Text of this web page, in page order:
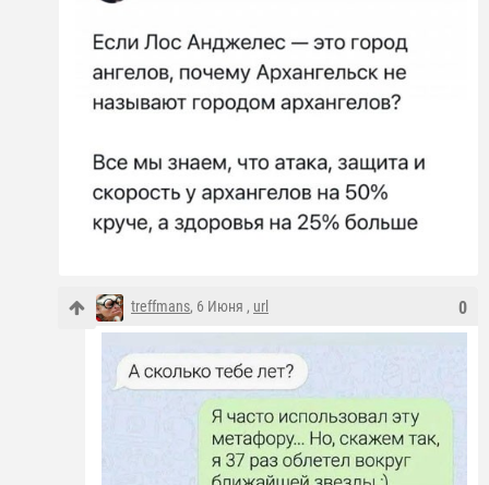
0
treffmans, 6 Июня , url